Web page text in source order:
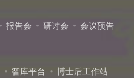
报告会 研讨会 会议预告
智库平台 博士后工作站